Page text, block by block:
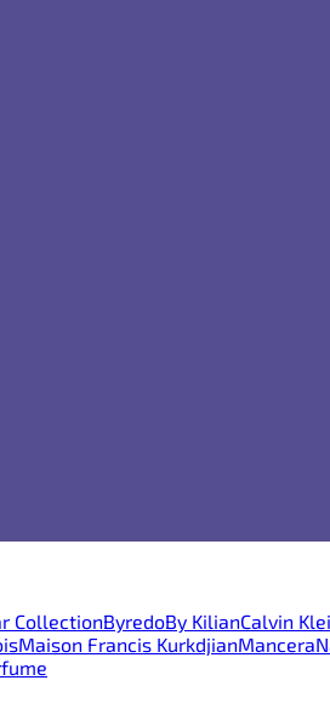
CollectionByredoBy KilianCalvin
Maison Francis KurkdjianMancera